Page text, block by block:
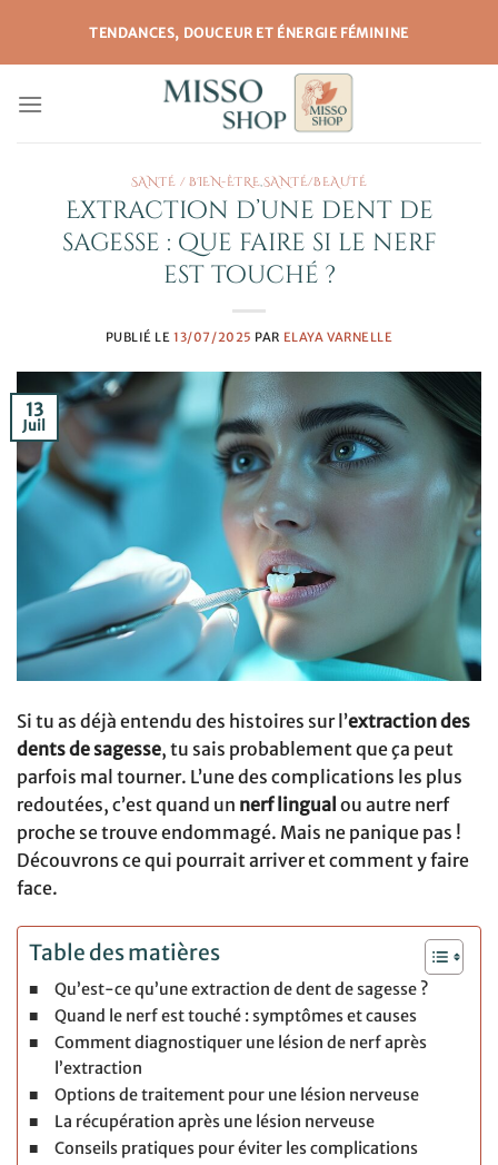
contenu
TENDANCES, DOUCEUR ET ÉNERGIE FÉMININE
SANTÉ / BIEN-ÊTRE,SANTÉ/BEAUTÉ
Extraction d’une dent de
sagesse : que faire si le nerf
est touché ?
PUBLIÉ LE13/07/2025 PAR ELAYA VARNELLE
13
Juil
Si tu as déjà entendu des histoires sur l’extraction des
dents de sagesse, tu sais probablement que ça peut
parfois mal tourner. L’une des complications les plus
redoutées, c’est quand un nerf lingual ou autre nerf
proche se trouve endommagé. Mais ne panique pas !
Découvrons ce qui pourrait arriver et comment y faire
face.
Table des matières
Qu’est-ce qu’une extraction de dent de sagesse ?
Quand le nerf est touché : symptômes et causes
Comment diagnostiquer une lésion de nerf après
l’extraction
Options de traitement pour une lésion nerveuse
La récupération après une lésion nerveuse
Conseils pratiques pour éviter les complications